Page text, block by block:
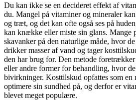
Du kan ikke se en decideret effekt af
du. Mangel på vitaminer og mineraler
og træt, og det kan ofte også ses på
kan knække eller miste sin glans. Mange
skavanker på den naturlige måde, hvor
drikker masser af vand og tager
den har brug for. Den metode
eller andre former for behandling, hvor
bivirkninger. Kosttilskud opfattes som en
optimere sin sundhed på, og derfor er
blevet meget populære.